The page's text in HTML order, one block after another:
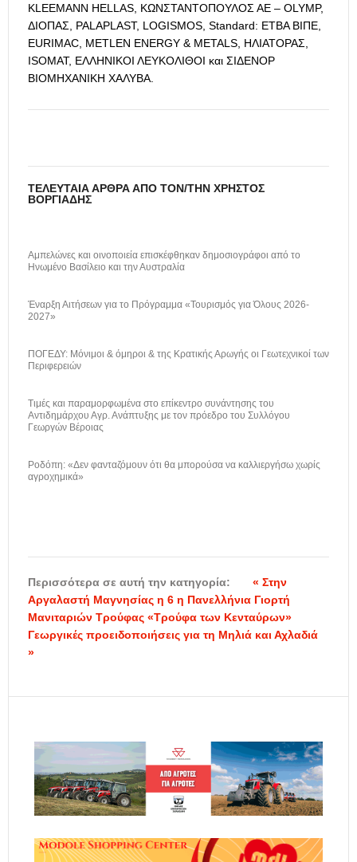
KLEEMANN HELLAS, ΚΩΝΣΤΑΝΤΟΠΟΥΛΟΣ ΑΕ – OLYMP,
ΔΙΟΠΑΣ, PALAPLAST, LOGISMOS, Standard: ΕΤΒΑ ΒΙΠΕ,
EURIMAC, METLEN ENERGY & METALS, ΗΛΙΑΤΟΡΑΣ,
ISOMAT, ΕΛΛΗΝΙΚΟΙ ΛΕΥΚΟΛΙΘΟΙ και ΣΙΔΕΝΟΡ
ΒΙΟΜΗΧΑΝΙΚΗ ΧΑΛΥΒΑ.
ΤΕΛΕΥΤΑΊΑ ΆΡΘΡΑ ΑΠΌ ΤΟΝ/ΤΗΝ ΧΡΉΣΤΟΣ
ΒΟΡΓΙΆΔΗΣ
Αμπελώνες και οινοποιεία επισκέφθηκαν δημοσιογράφοι από το
Ηνωμένο Βασίλειο και την Αυστραλία
Έναρξη Αιτήσεων για το Πρόγραμμα «Τουρισμός για Όλους 2026-
2027»
ΠΟΓΕΔΥ: Μόνιμοι & όμηροι & της Κρατικής Αρωγής οι Γεωτεχνικοί των
Περιφερειών
Τιμές και παραμορφωμένα στο επίκεντρο συνάντησης του
Αντιδημάρχου Αγρ. Ανάπτυξης με τον πρόεδρο του Συλλόγου
Γεωργών Βέροιας
Ροδόπη: «Δεν φανταζόμουν ότι θα μπορούσα να καλλιεργήσω χωρίς
αγροχημικά»
Περισσότερα σε αυτή την κατηγορία:
« Στην
Αργαλαστή Μαγνησίας η 6 η Πανελλήνια Γιορτή
Μανιταριών Τρούφας «Τρούφα των Κενταύρων»
Γεωργικές προειδοποιήσεις για τη Μηλιά και Αχλαδιά
»